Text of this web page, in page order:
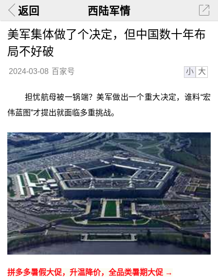
返回 西陆军情
美军集体做了个决定，但中国数十年布
局不好破
2024-03-08 百家号 小 大
担忧航母被一锅端？美军做出一个重大决定，谁料“宏
伟蓝图”才提出就面临多重挑战。
拼多多暑假大促，升温降价，全品类暑期大促 →